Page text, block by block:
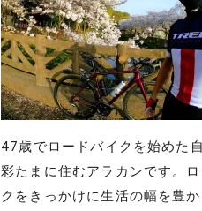
47歳でロードバイクを始めた
彩たまに住むアラカンです。
クをきっかけに生活の幅を豊